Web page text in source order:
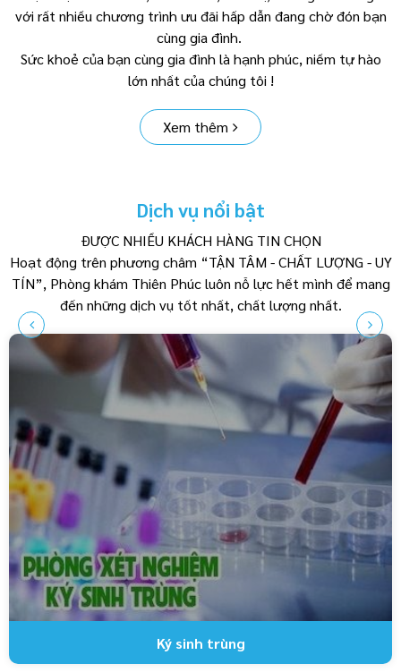
với rất nhiều chương trình ưu đãi hấp dẫn đang chờ đón bạn
cùng gia đình.
Sức khoẻ của bạn cùng gia đình là hạnh phúc, niềm tự hào
lớn nhất của chúng tôi !
Xem thêm
Dịch vụ nổi bật
ĐƯỢC NHIỀU KHÁCH HÀNG TIN CHỌN
Hoạt động trên phương châm “TẬN TÂM - CHẤT LƯỢNG - UY
TÍN”, Phòng khám Thiên Phúc luôn nỗ lực hết mình để mang
đến những dịch vụ tốt nhất, chất lượng nhất.